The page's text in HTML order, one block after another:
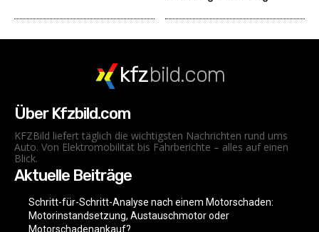
kfzbild.com
Über Kfzbild.com
KFZBild liefert täglich die wichtigsten Nachrichten rund ums
Auto. Von Elektromobilität bis Fahrberichte – alles auf einen
Blick.
Aktuelle Beiträge
Schritt-für-Schritt-Analyse nach einem Motorschaden:
Motorinstandsetzung, Austauschmotor oder
Motorschadenankauf?